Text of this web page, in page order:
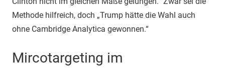
Methode hilfreich, doch „Trump hätte die Wahl auch
ohne Cambridge Analytica gewonnen.“
Mircotargeting im